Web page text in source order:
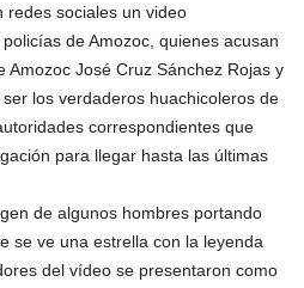
redes sociales un video
de Amozoc, quienes acusan
Amozoc José Cruz Sánchez Rojas y
los verdaderos huachicoleros de
correspondientes que
para llegar hasta las últimas
de algunos hombres portando
se ve una estrella con la leyenda
del vídeo se presentaron como